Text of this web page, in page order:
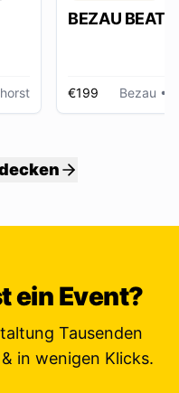
BEZAU BEATZ
€199 Bezau •
ein Event?
Tausenden
in wenigen Klicks.